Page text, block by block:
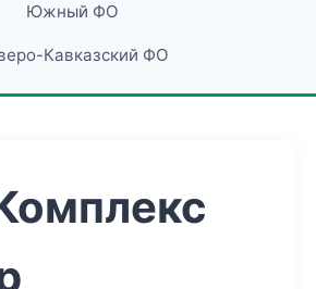
Южный ФО
Кавказский ФО